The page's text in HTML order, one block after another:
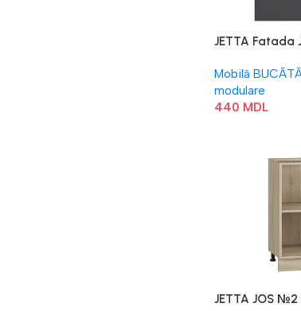
JETTA Fatada
Mobilă
modulare
440 MDL
JETTA JOS